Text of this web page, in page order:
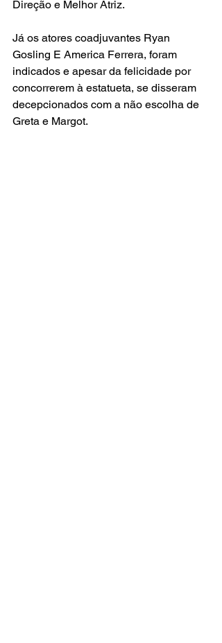
Direção e Melhor Atriz.
Já os atores coadjuvantes Ryan
Gosling E America Ferrera, foram
indicados e apesar da felicidade por
concorrerem à estatueta, se disseram
decepcionados com a não escolha de
Greta e Margot.